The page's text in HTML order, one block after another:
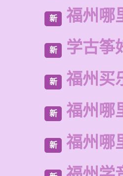
新 福州哪
新 学古筝
新 福州买
新 福州哪
新 福州哪